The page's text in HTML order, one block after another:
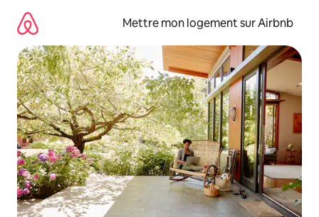
directement
contenu
Mettre mon logement sur Airbnb